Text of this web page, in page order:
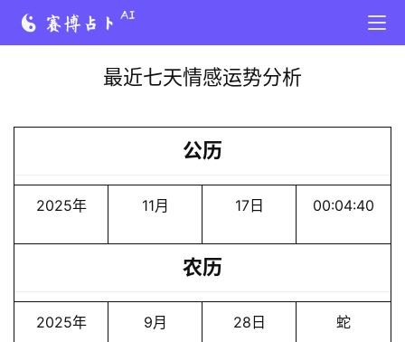
最近七天情感运势分析
公历
2025年 11月 17日 00:04:40
农历
2025年 9月 28日 蛇